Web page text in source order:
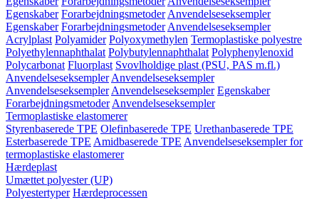
Egenskaber Forarbejdningsmetoder Anvendelseseksempler
Egenskaber Forarbejdningsmetoder Anvendelseseksempler
Acrylplast Polyamider Polyoxymethylen Termoplastiske polyestre
Polyethylennaphthalat Polybutylennaphthalat Polyphenylenoxid
Polycarbonat Fluorplast Svovlholdige plast (PSU, PAS m.fl.)
Anvendelseseksempler Anvendelseseksempler
Anvendelseseksempler Anvendelseseksempler Egenskaber
Forarbejdningsmetoder Anvendelseseksempler
Termoplastiske elastomerer
Styrenbaserede TPE Olefinbaserede TPE Urethanbaserede TPE
Esterbaserede TPE Amidbaserede TPE Anvendelseseksempler for
termoplastiske elastomerer
Hærdeplast
Umættet polyester (UP)
Polyestertyper Hærdeprocessen